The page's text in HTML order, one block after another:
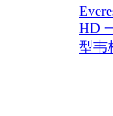
HD
型韦